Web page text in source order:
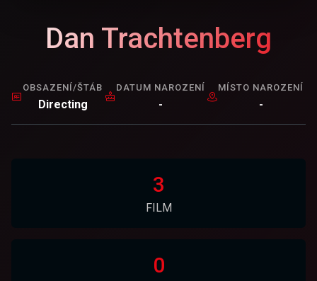
Dan Trachtenberg
OBSAZENÍ/ŠTÁB
Directing
DATUM NAROZENÍ
-
MÍSTO NAROZENÍ
-
3
FILM
0